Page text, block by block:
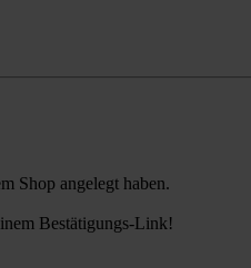
Shop angelegt haben.
Bestätigungs-Link!